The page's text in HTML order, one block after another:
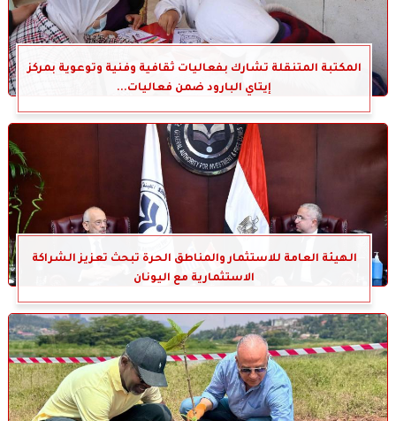
المكتبة المتنقلة تشارك بفعاليات ثقافية وفنية وتوعوية بمركز
إيتاي البارود ضمن فعاليات...
الهيئة العامة للاستثمار والمناطق الحرة تبحث تعزيز الشراكة
الاستثمارية مع اليونان